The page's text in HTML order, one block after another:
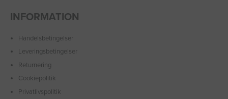
INFORMATION
Handelsbetingelser
Leveringsbetingelser
Returnering
Cookiepolitik
Privatlivspolitik